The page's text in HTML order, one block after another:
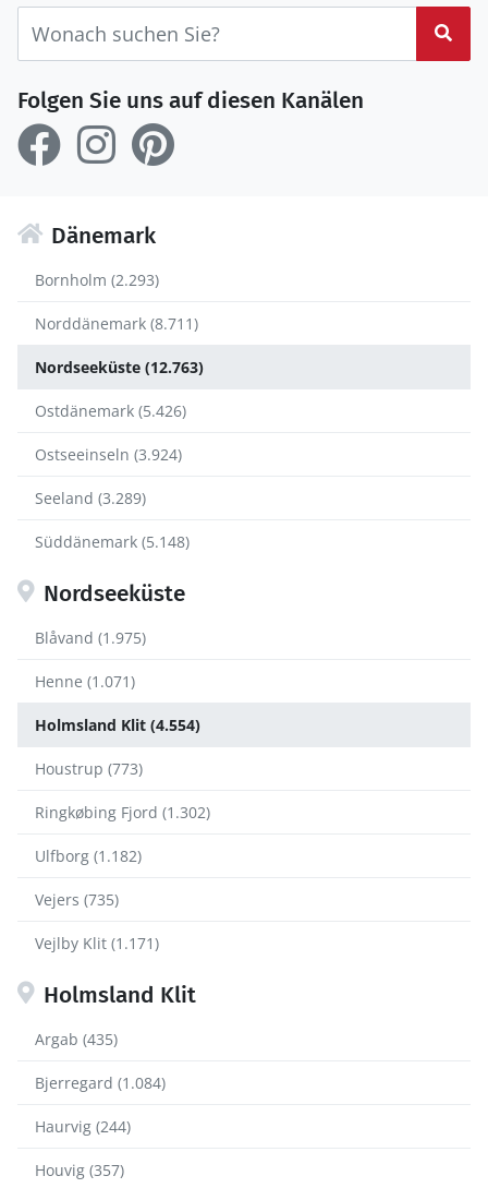
Folgen Sie uns auf diesen Kanälen
Dänemark
Bornholm (2.293)
Norddänemark (8.711)
Nordseeküste (12.763)
Ostdänemark (5.426)
Ostseeinseln (3.924)
Seeland (3.289)
Süddänemark (5.148)
Nordseeküste
Blåvand (1.975)
Henne (1.071)
Holmsland Klit (4.554)
Houstrup (773)
Ringkøbing Fjord (1.302)
Ulfborg (1.182)
Vejers (735)
Vejlby Klit (1.171)
Holmsland Klit
Argab (435)
Bjerregard (1.084)
Haurvig (244)
Houvig (357)